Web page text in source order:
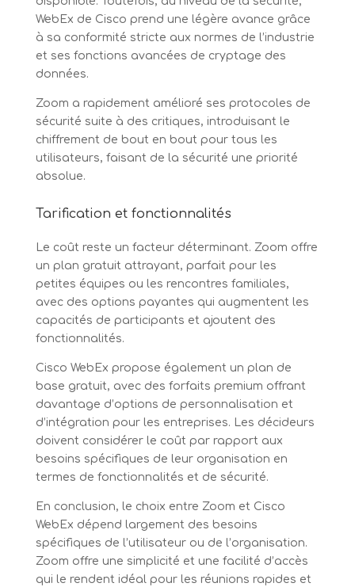
WebEx de Cisco prend une légère avance grâce
à sa conformité stricte aux normes de l’industrie
et ses fonctions avancées de cryptage des
données.
Zoom a rapidement amélioré ses protocoles de
sécurité suite à des critiques, introduisant le
chiffrement de bout en bout pour tous les
utilisateurs, faisant de la sécurité une priorité
absolue.
Tarification et fonctionnalités
Le coût reste un facteur déterminant. Zoom offre
un plan gratuit attrayant, parfait pour les
petites équipes ou les rencontres familiales,
avec des options payantes qui augmentent les
capacités de participants et ajoutent des
fonctionnalités.
Cisco WebEx propose également un plan de
base gratuit, avec des forfaits premium offrant
davantage d’options de personnalisation et
d’intégration pour les entreprises. Les décideurs
doivent considérer le coût par rapport aux
besoins spécifiques de leur organisation en
termes de fonctionnalités et de sécurité.
En conclusion, le choix entre Zoom et Cisco
WebEx dépend largement des besoins
spécifiques de l’utilisateur ou de l’organisation.
Zoom offre une simplicité et une facilité d’accès
qui le rendent idéal pour les réunions rapides et